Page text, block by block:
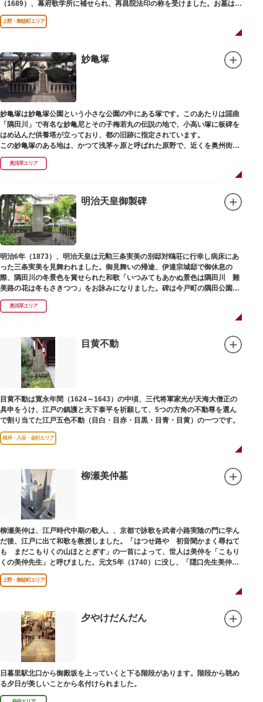
（1689）、幕府歌学所に補せられ、再昌院法印の称を受けました。お墓は正
慶寺（しょうけいじ）にあります。
上野・御徒町エリア
妙亀塚
妙亀塚は妙亀塚公園という小さな公園の中にある塚です。このあたりは謡曲
「隅田川」で有名な妙亀尼とその子梅若丸の伝説の地で、小高い塚に板碑を
はめ込んだ供養塔が立っており、都の旧跡に指定されています。
この妙亀塚のある地は、かつて浅茅ヶ原と呼ばれた原野で、近くを奥州街道
が通じていました。妙亀塚は「梅若伝説」にちなんだ名称です。「梅若伝
説」とは平安時代、吉田少将惟房の子・梅若が、信夫藤太という人買いにさ
らわれ、都から奥州へつれて行かれる途中、重い病にかかりこの地に捨てら
田川岸で里人から梅若の死を知らされ、髪をおろして妙亀尼と称し庵を結ん
だ、という説話です。謡曲『隅田川』はこの伝説をもとにしています。
塚の上には板碑が祀られています。この板碑には「弘安十一年戊子五月二十
二日孝子敬白」と刻まれており、区内でも古いものです。しかし妙亀塚と板
碑との関係は、明らかではありません。
なお、隅田川の対岸、木母寺（墨田区堤通）境内には梅若にちなむ梅若塚
（都旧跡）があり、この妙亀塚と相対するものと考えられています。
奥浅草エリア
明治天皇御製碑
明治6年（1873）、明治天皇は元勲三条実美の別邸対鴎荘に行幸し病床にあ
った三条実美を見舞われました。御見舞いの帰途、伊達宗城邸で御休息の
際、隅田川の冬景色を賞せられた和歌「いつみてもあかぬ景色は隅田川 難
美路の花は冬もさきつつ」をお詠みになりました。碑は今戸町の隅田公園内
にあります。
奥浅草エリア
目黄不動
目黄不動は寛永年間（1624～1643）の中頃、三代将軍家光が天海大僧正の
具申をうけ、江戸の鎮護と天下泰平を祈願して、5つの方角の不動尊を選ん
で割り当てた江戸五色不動（目白・目赤・目黒・目青・目黄）の一つです。
根岸・入谷・金杉エリア
柳瀬美仲墓
柳瀬美仲は、江戸時代中期の歌人。、京都で詠歌を武者小路実陰の門に学ん
だ後、江戸に出て和歌を教授しました。「はつせ路や 初音聞かまく尋ねて
も まだこもりくの山ほととぎす」の一首によって、世人は美仲を「こもり
くの美仲先生」と呼びました。元文5年（1740）に没し、「隠口先生美仲甫
之墓」と刻まれた墓が教證寺（きょうしょうじ）にあります。
上野・御徒町エリア
夕やけだんだん
日暮里駅北口から御殿坂を上っていくと下る階段があります。階段から眺め
る夕日が美しいことから名付けられました。